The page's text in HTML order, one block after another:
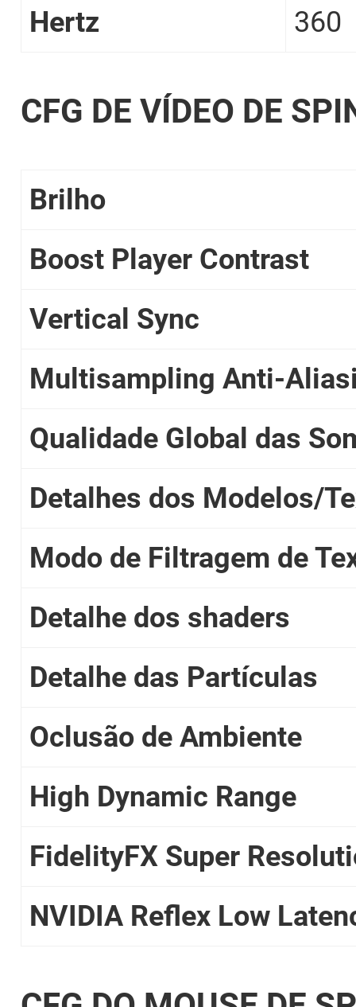
Hertz 360
CFG DE VÍDEO DE
Brilho
Boost Player Contrast
Vertical Sync
Multisampling Anti-
Qualidade Global das
Detalhes dos Modelos/
Modo de Filtragem de
Detalhe dos shaders
Detalhe das Partículas
Oclusão de Ambiente
High Dynamic Range
FidelityFX Super
NVIDIA Reflex Low